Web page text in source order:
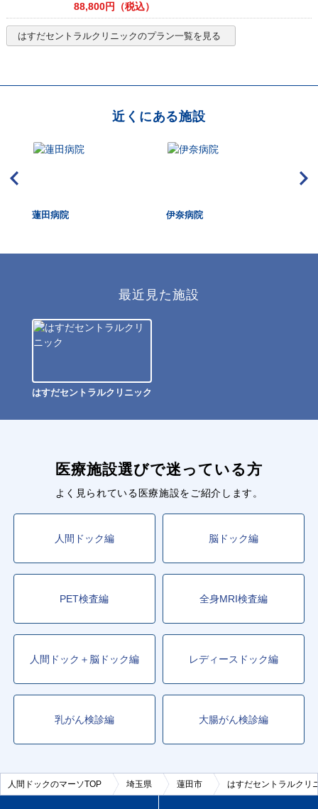
88,800円（税込）
はすだセントラルクリニックのプラン一覧を見る
近くにある施設
蓮田病院 伊奈病院
最近見た施設
はすだセントラルクリニック
医療施設選びで迷っている方
よく見られている医療施設をご紹介します。
人間ドック編 脳ドック編
PET検査編 全身MRI検査編
人間ドック＋脳ドック編 レディースドック編
乳がん検診編 大腸がん検診編
人間ドックのマーソTOP 埼玉県 蓮田市 はすだセントラルクリ